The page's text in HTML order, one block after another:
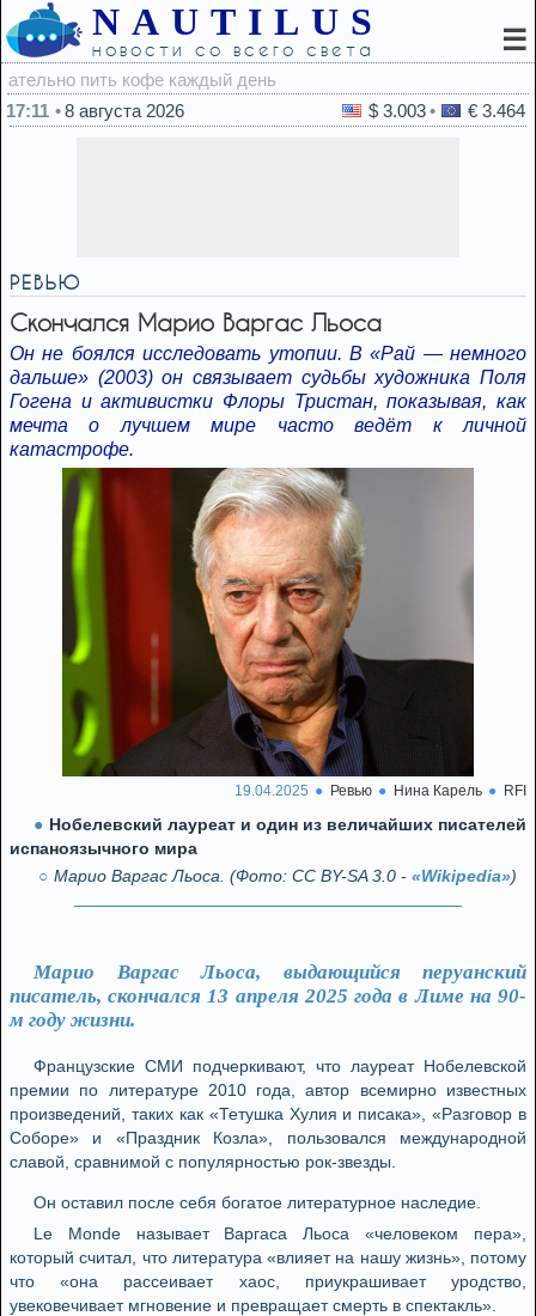
NAUTILUS
новости со всего света ☰
17:11
8 августа 2026 $ 3.003 € 3.464
РЕВЬЮ
Скончался Марио Варгас Льоса
Он не боялся исследовать утопии. В «Рай — немного
дальше» (2003) он связывает судьбы художника Поля
Гогена и активистки Флоры Тристан, показывая, как
мечта о лучшем мире часто ведёт к личной
катастрофе.
19.04.2025 Ревью Нина Карель RFI
Нобелевский лауреат и один из величайших писателей
испаноязычного мира
Марио Варгас Льоса. (Фото: CC BY-SA 3.0 - «Wikipedia»)
Марио Варгас Льоса, выдающийся перуанский
писатель, скончался 13 апреля 2025 года в Лиме на 90-
м году жизни.
Французские СМИ подчеркивают, что лауреат Нобелевской
премии по литературе 2010 года, автор всемирно известных
произведений, таких как «Тетушка Хулия и писака», «Разговор в
Соборе» и «Праздник Козла», пользовался международной
славой, сравнимой с популярностью рок-звезды.
Он оставил после себя богатое литературное наследие.
Le Monde называет Варгаса Льоса «человеком пера»,
который считал, что литература «влияет на нашу жизнь», потому
что «она рассеивает хаос, приукрашивает уродство,
увековечивает мгновение и превращает смерть в спектакль».